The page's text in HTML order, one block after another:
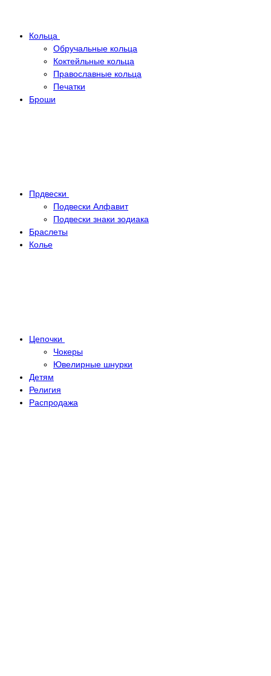
Кольца
Обручальные кольца
Коктейльные кольца
Православные кольца
Печатки
Броши
Прдвески
Подвески Алфавит
Подвески знаки зодиака
Браслеты
Колье
Цепочки
Чокеры
Ювелирные шнурки
Детям
Религия
Распродажа